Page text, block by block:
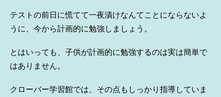
テストの前日に慌てて一夜漬けなんてことにならないよ
うに、今から計画的に勉強しましょう。
とはいっても、子供が計画的に勉強するのは実は簡単で
はありません。
クローバー学習館では、その点もしっかり指導していま